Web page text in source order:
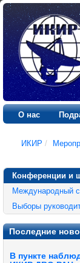
О нас
ИКИР /
Конференции и
Международный
Выборы
Последние
В пункте